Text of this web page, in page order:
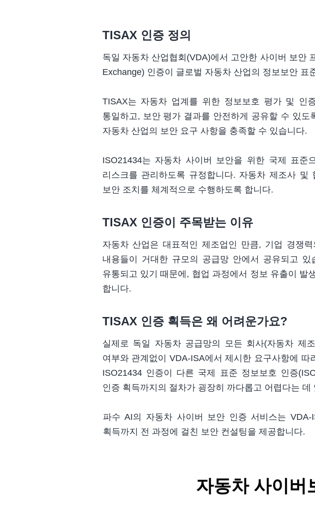
TISAX 인증 정의
독일 자동차 산업협회(VDA)에서 고안한 사이버 보안
Exchange) 인증이 글로벌 자동차 산업의 정보보안 표
TISAX는 자동차 업계를 위한 정보보호 평가 및 인
통일하고, 보안 평가 결과를 안전하게 공유할 수 있
자동차 산업의 보안 요구 사항을 충족할 수 있습니다.
ISO21434는 자동차 사이버 보안을 위한 국제 표
리스크를 관리하도록 규정합니다. 자동차 제조사
보안 조치를 체계적으로 수행하도록 합니다.
TISAX 인증이 주목받는 이유
자동차 산업은 대표적인 제조업인 만큼, 기업 경쟁
내용들이 거대한 규모의 공급망 안에서 공유되고 있
유통되고 있기 때문에, 협업 과정에서 정보 유출이 발
합니다.
TISAX 인증 획득은 왜 어려운가요?
실제로 독일 자동차 공급망의 모든 회사(자동차 제
여부와 관계없이 VDA-ISA에서 제시한 요구사항에
ISO21434 인증이 다른 국제 표준 정보보호 인증
인증 획득까지의 절차가 굉장히 까다롭고 어렵다는 데
파수 AI의 자동차 사이버 보안 인증 서비스는
획득까지 전 과정에 걸친 보안 컨설팅을 제공합니다.
자동차 사이버